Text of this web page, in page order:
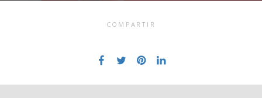
COMPARTIR